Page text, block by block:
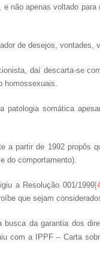
não apenas voltado
de desejos,
daí descarta-se
homossexuais.
somática
a partir de 1992 propôs
do comportamento).
a Resolução 001/1999
que sejam
da garantia dos
com a IPPF – Carta